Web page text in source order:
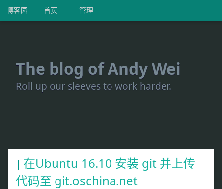
The blog of Andy Wei
Roll up our sleeves to work harder.
博客园 首页 管理
在Ubuntu 16.10 安装 git 并上传
代码至 git.oschina.net